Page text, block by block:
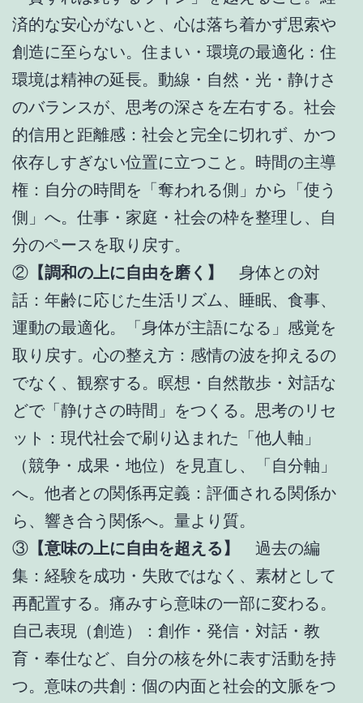
済的な安心がないと、心は落ち着かず思索や
創造に至らない。住まい・環境の最適化：住
環境は精神の延長。動線・自然・光・静けさ
のバランスが、思考の深さを左右する。社会
的信用と距離感：社会と完全に切れず、かつ
依存しすぎない位置に立つこと。時間の主導
権：自分の時間を「奪われる側」から「使う
側」へ。仕事・家庭・社会の枠を整理し、自
分のペースを取り戻す。
② 【調和の上に自由を磨く】
身体との対
話：年齢に応じた生活リズム、睡眠、食事、
運動の最適化。「身体が主語になる」感覚を
取り戻す。心の整え方：感情の波を抑えるの
でなく、観察する。瞑想・自然散歩・対話な
どで「静けさの時間」をつくる。思考のリセ
ット：現代社会で刷り込まれた「他人軸」
（競争・成果・地位）を見直し、「自分軸」
へ。他者との関係再定義：評価される関係か
ら、響き合う関係へ。量より質。
③ 【意味の上に自由を超える】
過去の編
集：経験を成功・失敗ではなく、素材として
再配置する。痛みすら意味の一部に変わる。
自己表現（創造）：創作・発信・対話・教
育・奉仕など、自分の核を外に表す活動を持
つ。意味の共創：個の内面と社会的文脈をつ